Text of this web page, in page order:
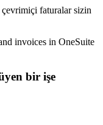
çevrimiçi faturalar sizin
bir işe